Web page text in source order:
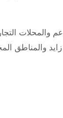
والمحلات
والمناطق